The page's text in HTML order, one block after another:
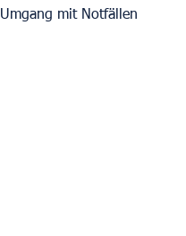
mit Notfällen